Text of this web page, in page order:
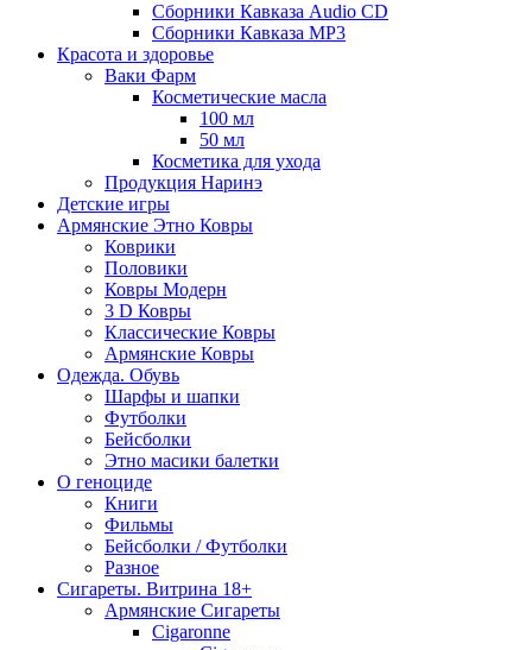
Сборники Кавказа Audio CD
Сборники Кавказа MP3
Красота и здоровье
Ваки Фарм
Косметические масла
100 мл
50 мл
Косметика для ухода
Продукция Наринэ
Детские игры
Армянские Этно Ковры
Коврики
Половики
Ковры Модерн
3 D Ковры
Классические Ковры
Армянские Ковры
Одежда. Обувь
Шарфы и шапки
Футболки
Бейсболки
Этно масики балетки
О геноциде
Книги
Фильмы
Бейсболки / Футболки
Разное
Сигареты. Витрина 18+
Армянские Сигареты
Cigaronne